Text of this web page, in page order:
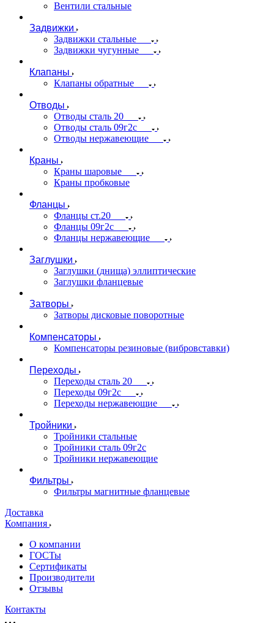
Вентили стальные
Задвижки
Задвижки стальные
Задвижки чугунные
Клапаны
Клапаны обратные
Отводы
Отводы сталь 20
Отводы сталь 09г2с
Отводы нержавеющие
Краны
Краны шаровые
Краны пробковые
Фланцы
Фланцы ст.20
Фланцы 09г2с
Фланцы нержавеющие
Заглушки
Заглушки (днища) эллиптические
Заглушки фланцевые
Затворы
Затворы дисковые поворотные
Компенсаторы
Компенсаторы резиновые (вибровставки)
Переходы
Переходы сталь 20
Переходы 09г2с
Переходы нержавеющие
Тройники
Тройники стальные
Тройники сталь 09г2с
Тройники нержавеющие
Фильтры
Фильтры магнитные фланцевые
Доставка
Компания
О компании
ГОСТы
Сертификаты
Производители
Отзывы
Контакты